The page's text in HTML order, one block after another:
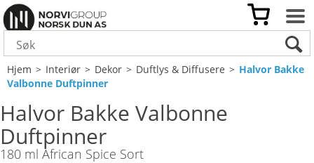
Hjem>Interiør>Dekor>Duftlys & Diffusere>Halvor Bakke
Valbonne Duftpinner
Halvor Bakke Valbonne
Duftpinner
180 ml African Spice Sort